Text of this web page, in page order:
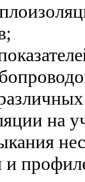
на
и